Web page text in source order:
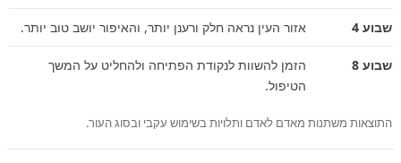
שבוע 4 אזור העין נראה חלק ורענן יותר, והאיפור יושב טוב יותר.
שבוע 8
הזמן להשוות לנקודת הפתיחה ולהחליט על המשך
הטיפול.
התוצאות משתנות מאדם לאדם ותלויות בשימוש עקבי ובסוג העור.